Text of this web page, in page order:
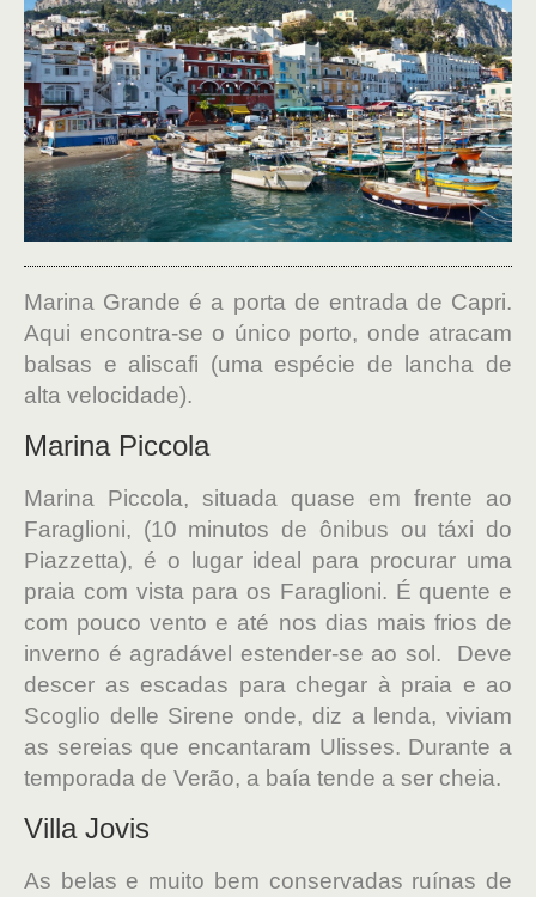
Marina Grande é a porta de entrada de Capri.
Aqui encontra-se o único porto, onde atracam
balsas e aliscafi (uma espécie de lancha de
alta velocidade).
Marina Piccola
Marina Piccola, situada quase em frente ao
Faraglioni, (10 minutos de ônibus ou táxi do
Piazzetta), é o lugar ideal para procurar uma
praia com vista para os Faraglioni. É quente e
com pouco vento e até nos dias mais frios de
inverno é agradável estender-se ao sol. Deve
descer as escadas para chegar à praia e ao
Scoglio delle Sirene onde, diz a lenda, viviam
as sereias que encantaram Ulisses. Durante a
temporada de Verão, a baía tende a ser cheia.
Villa Jovis
As belas e muito bem conservadas ruínas de